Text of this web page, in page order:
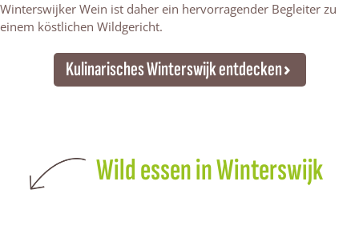
Winterswijker Wein ist daher ein hervorragender Begleiter zu
einem köstlichen Wildgericht.
Kulinarisches Winterswijk entdecken
Wild essen in Winterswijk